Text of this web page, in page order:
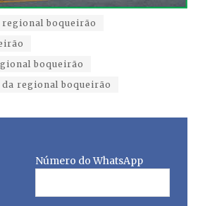
boqueirão
boqueirão
regional boqueirão
Número do WhatsApp